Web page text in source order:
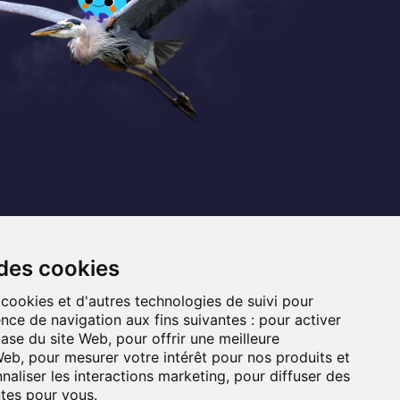
cookies
et d'autres technologies de suivi pour
de navigation aux fins suivantes : pour activer
du site Web, pour offrir une meilleure
, pour mesurer votre intérêt pour nos produits et
les interactions marketing, pour diffuser des
pour vous.
Allée du Bois des Rêves 1,
1340 Ottignies-Louvain-la-Neuve